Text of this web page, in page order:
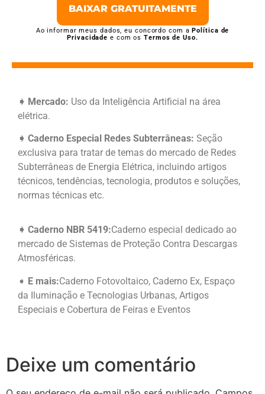
BAIXAR GRATUITAMENTE
Ao informar meus dados, eu concordo com aPolítica de
Privacidade e com osTermos de Uso.
➧ Mercado: Uso da Inteligência Artificial na área
elétrica.
➧ Caderno Especial Redes Subterrâneas: Seção
exclusiva para tratar de temas do mercado de Redes
Subterrâneas de Energia Elétrica, incluindo artigos
técnicos, tendências, tecnologia, produtos e soluções,
normas técnicas etc.
➧ Caderno NBR 5419:Caderno especial dedicado ao
mercado de Sistemas de Proteção Contra Descargas
Atmosféricas.
➧ E mais:Caderno Fotovoltaico, Caderno Ex, Espaço
da Iluminação e Tecnologias Urbanas, Artigos
Especiais e Cobertura de Feiras e Eventos
Deixe um comentário